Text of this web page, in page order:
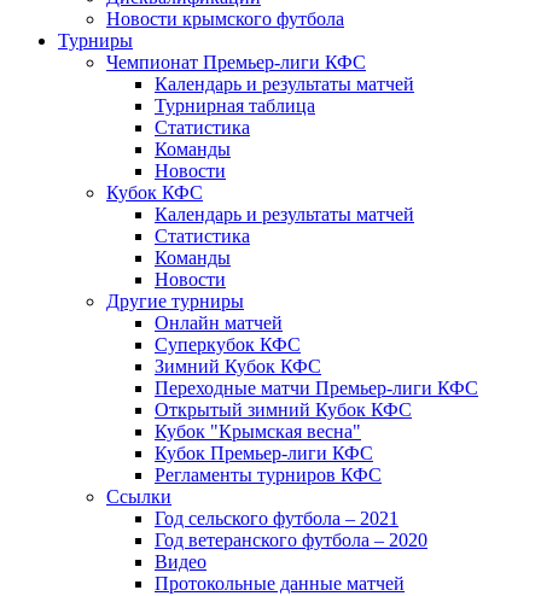
Новости крымского футбола
Турниры
Чемпионат Премьер-лиги КФС
Календарь и результаты матчей
Турнирная таблица
Статистика
Команды
Новости
Кубок КФС
Календарь и результаты матчей
Статистика
Команды
Новости
Другие турниры
Онлайн матчей
Суперкубок КФС
Зимний Кубок КФС
Переходные матчи Премьер-лиги КФС
Открытый зимний Кубок КФС
Кубок "Крымская весна"
Кубок Премьер-лиги КФС
Регламенты турниров КФС
Ссылки
Год сельского футбола – 2021
Год ветеранского футбола – 2020
Видео
Протокольные данные матчей